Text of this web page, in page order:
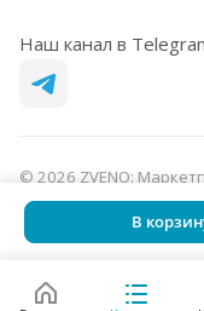
В
Наш канал в
© 2026 ZVENO:
Конфиденциальность